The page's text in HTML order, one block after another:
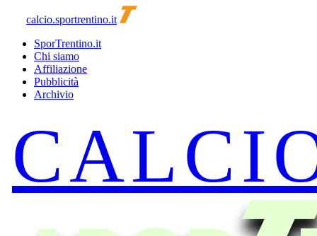
calcio.sportrentino.it
SporTrentino.it
Chi siamo
Affiliazione
Pubblicità
Archivio